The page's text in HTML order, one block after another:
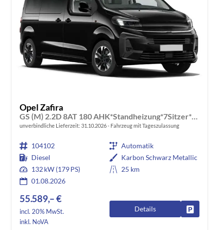
Opel Zafira
GS (M) 2.2D 8AT 180 AHK*Standheizung*7Sitzer*Leder*Android Auto*Navi*SHZ*Kamera
unverbindliche Lieferzeit: 31.10.2026 Fahrzeug mit Tageszulassung
104102
Automatik
Diesel
Karbon Schwarz Metallic
132 kW (179 PS)
25 km
01.08.2026
55.589,– €
incl. 20% MwSt.
inkl. NoVA
Details